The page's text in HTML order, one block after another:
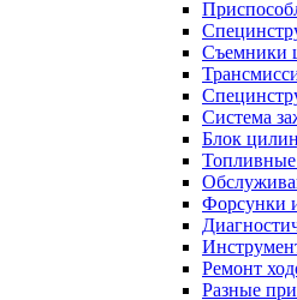
Съемники
Система
Блок
Форсунки
Ремонт
Разные